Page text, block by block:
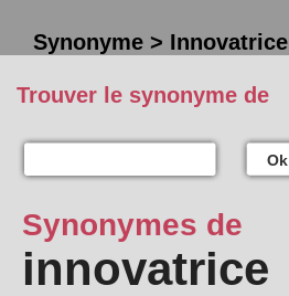
Synonyme > Innovatrice
Trouver le synonyme de
Ok
Synonymes de
innovatrice